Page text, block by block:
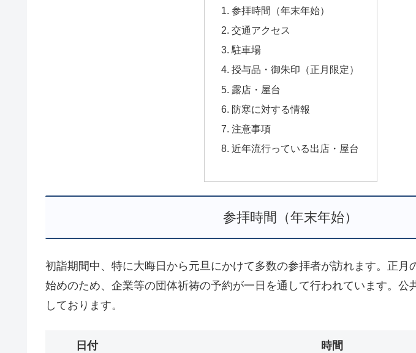
参拝時間（年末年始）
交通アクセス
駐車場
授与品・御朱印（正月限定）
露店・屋台
防寒に対する情報
注意事項
近年流行っている出店・屋台
参拝時間（年末年始）
初詣期間中、特に大晦日から元旦にかけて多数の参拝者が訪れます。正月
始めのため、企業等の団体祈祷の予約が一日を通して行われています。公
しております。
日付 時間